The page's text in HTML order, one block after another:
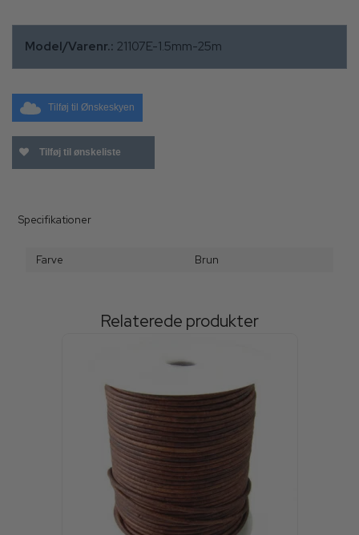
Model/Varenr.: 21107E-1.5mm-25m
Tilføj til Ønskeskyen
Tilføj til ønskeliste
Specifikationer
Farve Brun
Relaterede produkter